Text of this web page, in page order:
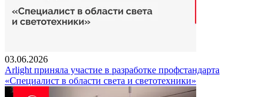
03.06.2026
Arlight приняла участие в разработке профстандарта
«Специалист в области света и светотехники»